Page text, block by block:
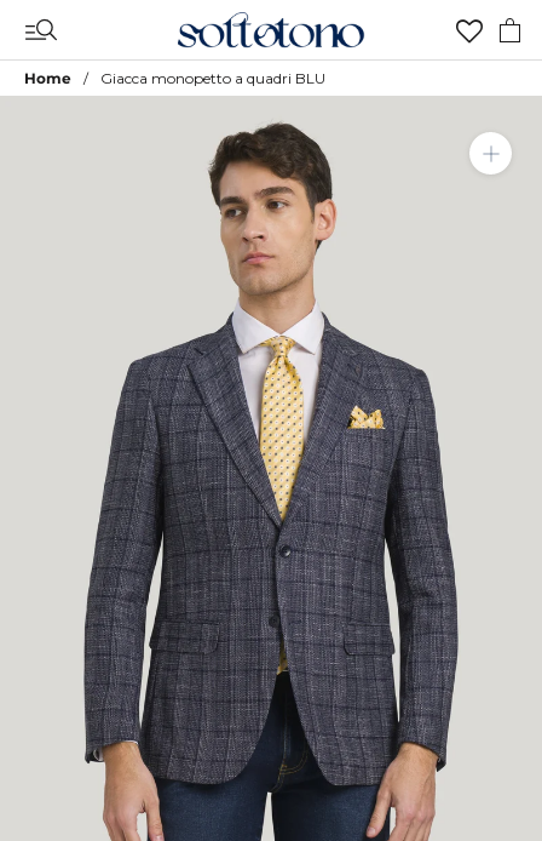
contenuto
Home Giacca monopetto a quadri BLU
Aggiungi a Lista Desideri